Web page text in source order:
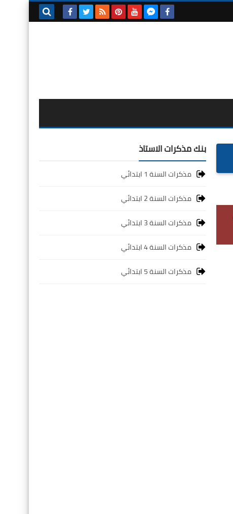
بنك مذكرات الاستاذ
مذكرات السنة 1 ابتدائي
مذكرات السنة 2 ابتدائي
مذكرات السنة 3 ابتدائي
مذكرات السنة 4 ابتدائي
مذكرات السنة 5 ابتدائي